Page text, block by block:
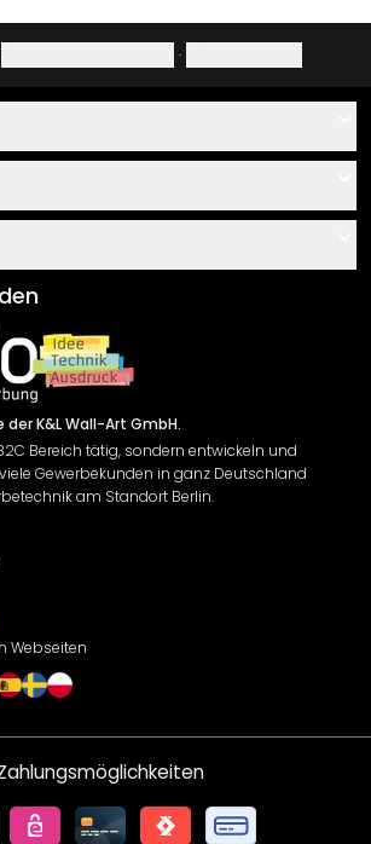
·
Abmeldung
/ CE-Zeichen
der K&L Wall-Art GmbH.
Bereich tätig, sondern entwickeln und
Gewerbekunden in ganz Deutschland
am Standort Berlin.
Webseiten